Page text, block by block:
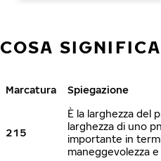
COSA
Marcatura Spiegazione
215
È la larghezza del
larghezza di uno
importante in
maneggevolezza